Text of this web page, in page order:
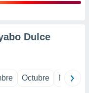
Dulce
Octubre